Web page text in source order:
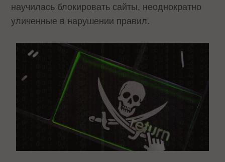
научилась блокировать сайты, неоднократно
уличенные в нарушении правил.